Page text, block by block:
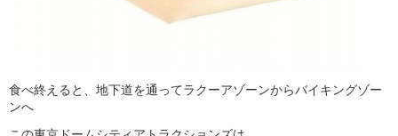
食べ終えると、地下道を通ってラクーアゾーンからバイキングゾー
ンへ